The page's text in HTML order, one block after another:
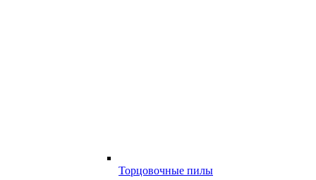
Торцовочные пилы